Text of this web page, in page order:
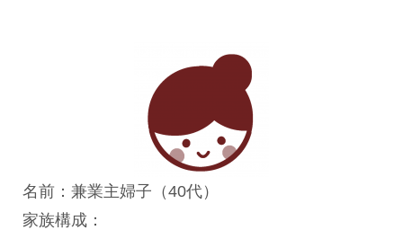
名前：兼業主婦子（40代）
家族構成：